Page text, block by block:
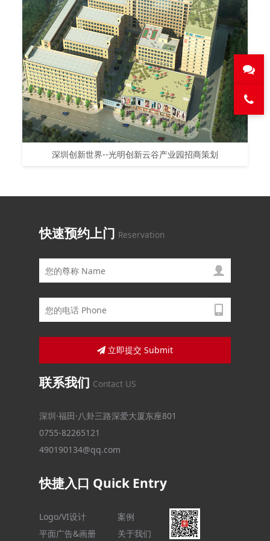
深圳创新世界--光明创新云谷产业园招商策划
快速预约上门 Reservation
立即提交 Submit
联系我们 Contact US
深圳·福田·八卦三路深爱大厦东座801
0755-82265121
490190134@qq.com
快捷入口 Quick Entry
Logo/VI设计
平面广告&画册
案例
关于我们